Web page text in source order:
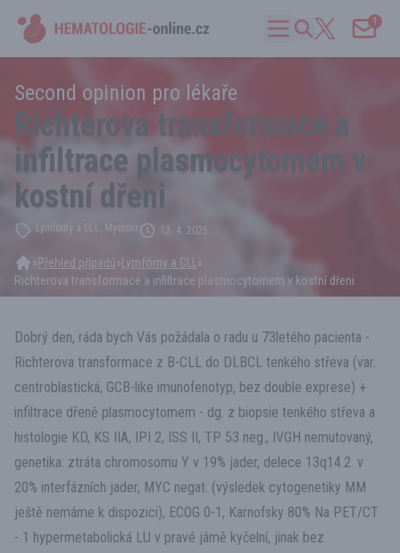
1
Second opinion pro lékaře
Richterova transformace a
infiltrace plasmocytomem v
kostní dřeni
Lymfomy a CLL, Myelom 13. 4. 2025
»Přehled případů» Lymfomy a CLL »
Richterova transformace a infiltrace plasmocytomem v kostní dřeni
Dobrý den, ráda bych Vás požádala o radu u 73letého pacienta -
Richterova transformace z B-CLL do DLBCL tenkého střeva (var.
centroblastická, GCB-like imunofenotyp, bez double exprese) +
infiltrace dřeně plasmocytomem - dg. z biopsie tenkého střeva a
histologie KD, KS IIA, IPI 2, ISS II, TP 53 neg., IVGH nemutovaný,
genetika: ztráta chromosomu Y v 19% jader, delece 13q14.2. v
20% interfázních jader, MYC negat. (výsledek cytogenetiky MM
ještě nemáme k dispozici), ECOG 0-1, Karnofsky 80% Na PET/CT
- 1 hypermetabolická LU v pravé jámě kyčelní, jinak bez